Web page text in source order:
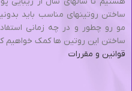
ساختن روتینهای مناسب باید
مو رو چطور و در چه زمانی
ساختن این روتین ها کمک خواهیم
قوانین و مقررات